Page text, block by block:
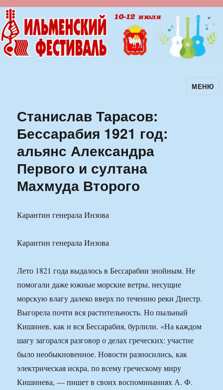
Ильменский фестиваль авторскойМЕНЮ
Станислав Тарасов:
Бессарабия 1921 год:
альянс Александра
Первого и султана
Махмуда Второго
Карантин генерала Инзова
Карантин генерала Инзова
Лето 1821 года выдалось в Бессарабии знойным. Не
помогали даже южные морские ветры, несущие
морскую влагу далеко вверх по течению реки Днестр.
Выгорела почти вся растительность. Но пыльный
Кишинев, как и вся Бессарабия, бурлили. «На каждом
шагу загорался разговор о делах греческих: участие
было необыкновенное. Новости разносились, как
электрическая искра, по всему греческому миру
Кишинева, — пишет в своих воспоминаниях А. Ф.